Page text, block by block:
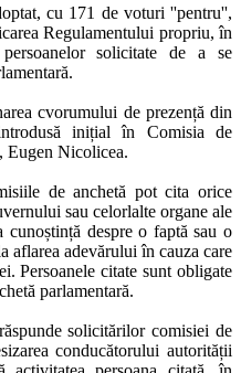
cu 171 de voturi ''pentru'',
Regulamentului propriu, în
solicitate de a se
cvorumului de prezență din
inițial în Comisia de
Eugen Nicolicea.
de anchetă pot cita orice
sau celorlalte organe ale
cunoștință despre o faptă sau o
aflarea adevărului în cauza care
Persoanele citate sunt obligate
parlamentară.
solicitărilor comisiei de
conducătorului autorității